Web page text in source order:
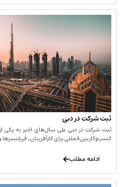
در دبی
دبی طی سال‌های اخیر به یکی از محبوب‌ترین
برای کارآفرینان، فریلنسرها و سرمایه‌گذاران